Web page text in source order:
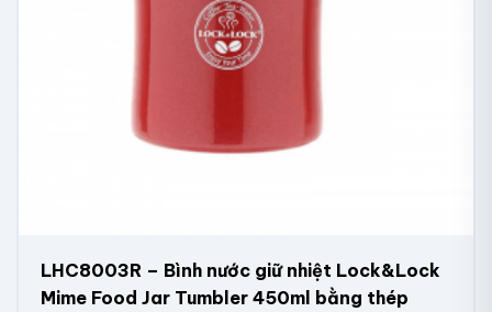
LHC8003R – Bình nước giữ nhiệt Lock&Lock
Mime Food Jar Tumbler 450ml bằng thép